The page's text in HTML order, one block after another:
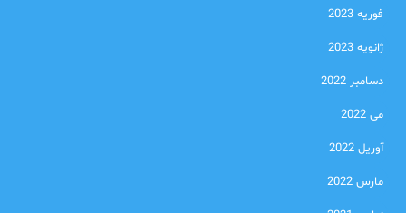
فوریه 2023
ژانویه 2023
دسامبر 2022
می 2022
آوریل 2022
مارس 2022